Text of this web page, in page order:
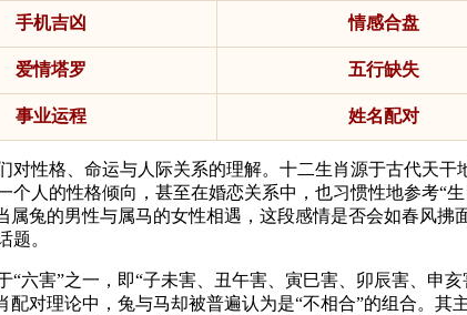
手机吉凶 情感合盘
爱情塔罗 五行缺失
事业运程 姓名配对
性格、命运与人际关系的理解。十二生肖源于古代天
人的性格倾向，甚至在婚恋关系中，也习惯性地参考“
兔的男性与属马的女性相遇，这段感情是否会如春风
题。
六害”之一，即“子未害、丑午害、寅巳害、卯辰害、申亥
对理论中，兔与马却被普遍认为是“不相合”的组合。其